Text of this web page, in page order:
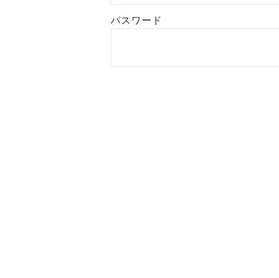
パスワード